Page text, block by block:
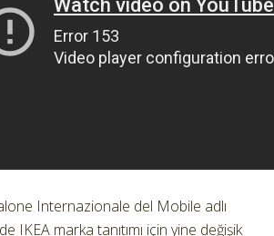
Internazionale del Mobile adlı
IKEA marka tanıtımı için yine değişik